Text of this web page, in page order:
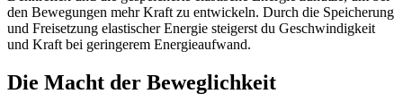
den Bewegungen mehr Kraft zu entwickeln. Durch die Speicherung
und Freisetzung elastischer Energie steigerst du Geschwindigkeit
und Kraft bei geringerem Energieaufwand.
Die Macht der Beweglichkeit